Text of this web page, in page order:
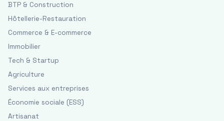
BTP & Construction
Hôtellerie-Restauration
Commerce & E-commerce
Immobilier
Tech & Startup
Agriculture
Services aux entreprises
Économie sociale (ESS)
Artisanat